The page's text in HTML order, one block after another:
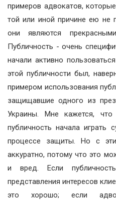
примеров адвокатов,
той или иной причине ею не
они являются
Публичность - очень
начали активно
этой публичности был,
примером использования
защищавшие одного из
Украины. Мне кажется,
публичность начала
процессе защиты. Но с
аккуратно, потому что это
и вред. Если
представления интересов
это хорошо; если